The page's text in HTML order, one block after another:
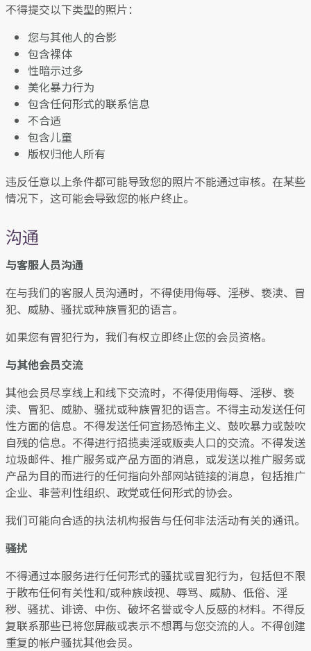
不得提交以下类型的照片：
您与其他人的合影
包含裸体
性暗示过多
美化暴力行为
包含任何形式的联系信息
不合适
包含儿童
版权归他人所有
违反任意以上条件都可能导致您的照片不能通过审核。在某些
情况下，这可能会导致您的帐户终止。
沟通
与客服人员沟通
在与我们的客服人员沟通时，不得使用侮辱、淫秽、亵渎、冒
犯、威胁、骚扰或种族冒犯的语言。
如果您有冒犯行为，我们有权立即终止您的会员资格。
与其他会员交流
其他会员尽享线上和线下交流时，不得使用侮辱、淫秽、亵
渎、冒犯、威胁、骚扰或种族冒犯的语言。不得主动发送任何
性方面的信息。不得发送任何宣扬恐怖主义、鼓吹暴力或鼓吹
自残的信息。不得进行招揽卖淫或贩卖人口的交流。不得发送
垃圾邮件、推广服务或产品方面的消息，或发送以推广服务或
产品为目的而进行的任何指向外部网站链接的消息，包括推广
企业、非营利性组织、政党或任何形式的协会。
我们可能向合适的执法机构报告与任何非法活动有关的通讯。
骚扰
不得通过本服务进行任何形式的骚扰或​​冒犯行为，包括但不限
于散布任何有关性和/或种族歧视、辱骂、威胁、低俗、淫
秽、骚扰、诽谤、中伤、破坏名誉或令人反感的材料。不得反
复联系那些已将您屏蔽或表示不想再与您交流的人。不得创建
重复的帐户骚扰其他会员。